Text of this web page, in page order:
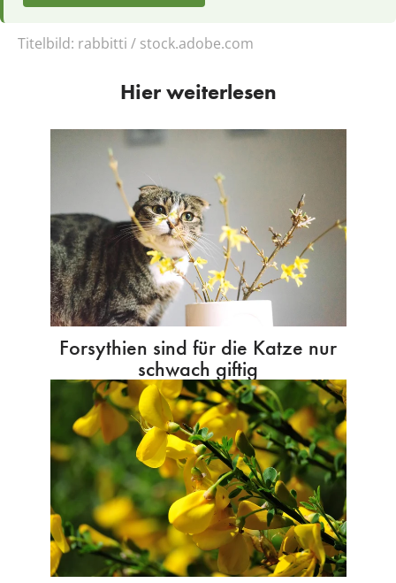
Titelbild: rabbitti / stock.adobe.com
Hier weiterlesen
Forsythien sind für die Katze nur
schwach giftig